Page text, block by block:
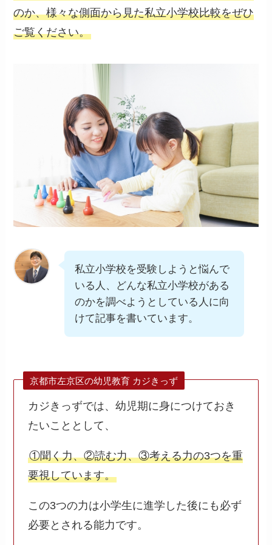
のか、様々な側面から見た私立小学校比較をぜひ
ご覧ください。
私立小学校を受験しようと悩んで
いる人、どんな私立小学校がある
のかを調べようとしている人に向
けて記事を書いています。
京都市左京区の幼児教育 カジきっず
カジきっずでは、幼児期に身につけておき
たいこととして、
①聞く力、②読む力、③考える力の3つを重
要視しています。
この3つの力は小学生に進学した後にも必ず
必要とされる能力です。